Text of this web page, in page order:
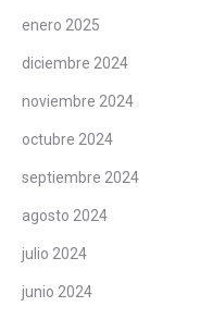
enero 2025
diciembre 2024
noviembre 2024
octubre 2024
septiembre 2024
agosto 2024
julio 2024
junio 2024